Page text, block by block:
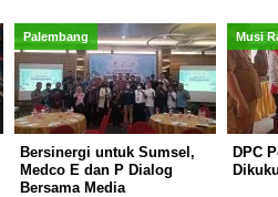
Palembang
Bersinergi untuk Sumsel,
Medco E dan P Dialog
Bersama Media
Musi
DPC